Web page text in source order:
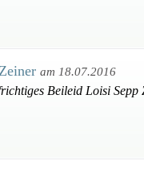
am 18.07.2016
Beileid Loisi Sepp